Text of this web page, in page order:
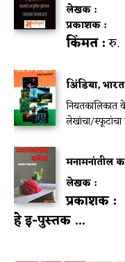
लेखक :
प्रकाशक :
किंमत :रु.
अिंडिया,
नियतकालिकात
लेखांचा/स्फूटांचा
मनामनांतील
लेखक :
प्रकाशक :
हे इ-पुस्तक ...